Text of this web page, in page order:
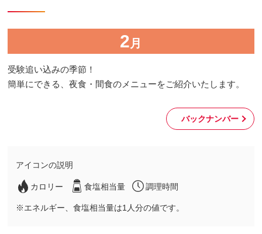
2 月
受験追い込みの季節！
簡単にできる、夜食・間食のメニューをご紹介いたします。
バックナンバー
アイコンの説明
カロリー 食塩相当量 調理時間
※エネルギー、食塩相当量は1人分の値です。